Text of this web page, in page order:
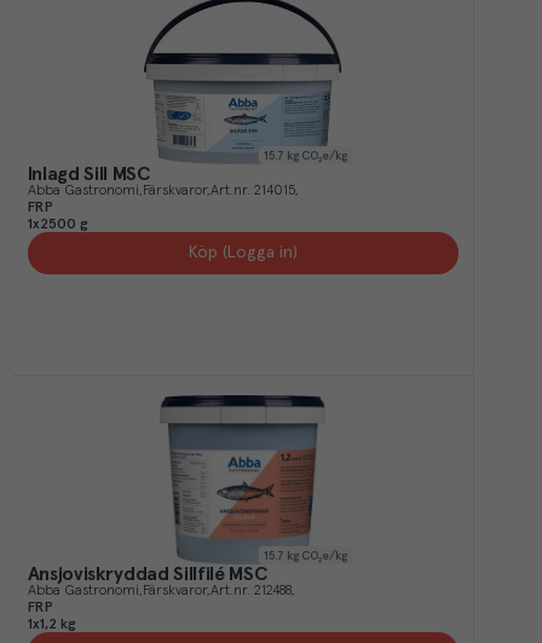
15.7 kg CO₂e/kg
Inlagd Sill MSC
Abba Gastronomi Färskvaror Art.nr. 214015
FRP
1x2500 g
Köp (Logga in)
15.7 kg CO₂e/kg
Ansjoviskryddad Sillfilé MSC
Abba Gastronomi Färskvaror Art.nr. 212488
FRP
1x1,2 kg